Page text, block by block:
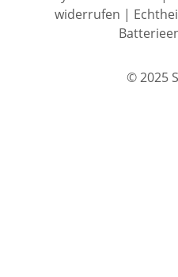
widerrufen |
© 2025